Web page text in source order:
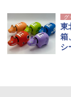
グ
東
箱
シ